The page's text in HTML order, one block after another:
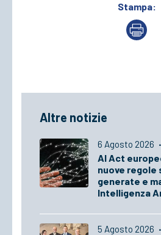
Stampa:
Altre notizie
6 Agosto 2026 ·
AI Act
nuove regole
generate e
Intelligenza
5 Agosto 2026 ·